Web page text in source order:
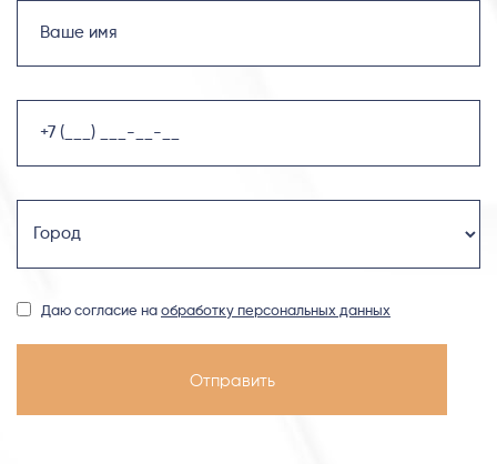
Даю согласие на обработку персональных данных